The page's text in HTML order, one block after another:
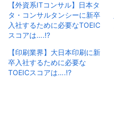
【外資系ITコンサル】日本タ
タ・コンサルタンシーに新卒
入社するために必要なTOEIC
スコアは….!?
【印刷業界】大日本印刷に新
卒入社するために必要な
TOEICスコアは….!?